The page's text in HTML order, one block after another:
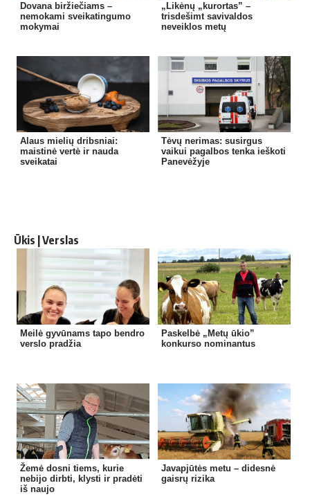
Dovana biržiečiams –
nemokami sveikatingumo
mokymai
„Likėnų „kurortas” –
trisdešimt savivaldos
neveiklos metų
Alaus mielių dribsniai:
maistinė vertė ir nauda
sveikatai
Tėvų nerimas: susirgus
vaikui pagalbos tenka ieškoti
Panevėžyje
Ūkis | Verslas
Meilė gyvūnams tapo bendro
verslo pradžia
Paskelbė „Metų ūkio”
konkurso nominantus
Žemė dosni tiems, kurie
nebijo dirbti, klysti ir pradėti
iš naujo
Javapjūtės metu – didesnė
gaisrų rizika